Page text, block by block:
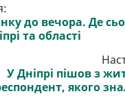
до вечора. Де
та області
У Дніпрі пішов з
якого